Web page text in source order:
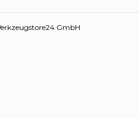
GmbH